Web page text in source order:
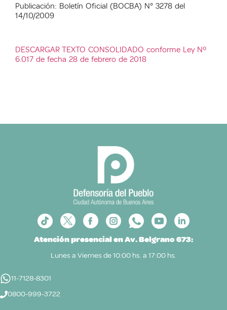
Publicación: Boletín Oficial (BOCBA) N° 3278 del
14/10/2009
DESCARGAR TEXTO CONSOLIDADO conforme Ley Nº
6.017 de fecha 28 de febrero de 2018
Atención presencial en Av. Belgrano 673:
Lunes a Viernes de 10:00 hs. a 17:00 hs.
11-7128-8301
0800-999-3722